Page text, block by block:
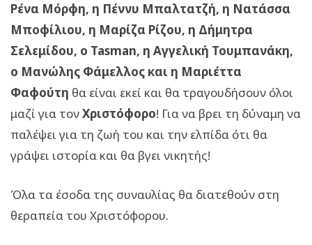
Ρένα Μόρφη, η Πέννυ Μπαλτατζή, η Νατάσσα
Μποφίλιου, η Μαρίζα Ρίζου, η Δήμητρα
Σελεμίδου, ο Tasman, η Αγγελική Τουμπανάκη,
ο Μανώλης Φάμελλος και η Μαριέττα
Φαφούτη θα είναι εκεί και θα τραγουδήσουν όλοι
μαζί για τονΧριστόφορο! Για να βρει τη δύναμη να
παλέψει για τη ζωή του και την ελπίδα ότι θα
γράψει ιστορία και θα βγει νικητής!
Όλα τα έσοδα της συναυλίας θα διατεθούν στη
θεραπεία του Χριστόφορου.